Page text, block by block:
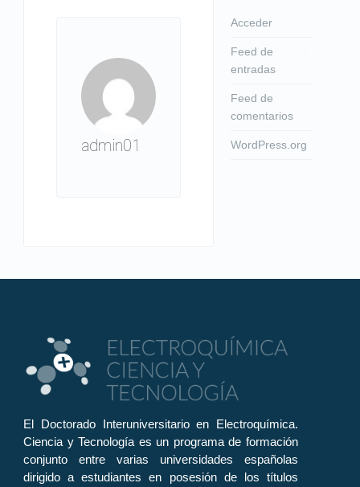
admin01
Acceder
Feed de
entradas
Feed de
comentarios
WordPress.org
El Doctorado Interuniversitario en Electroquímica.
Ciencia y Tecnología es un programa de formación
conjunto entre varias universidades españolas
dirigido a estudiantes en posesión de los títulos